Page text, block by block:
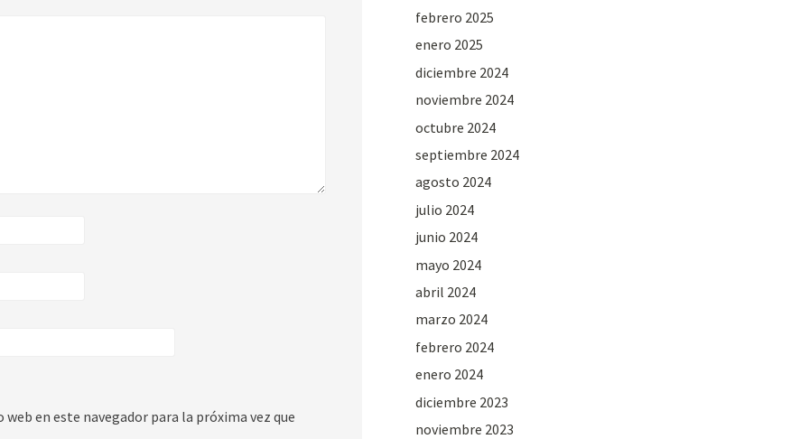
en este navegador para la próxima vez que
febrero 2025
enero 2025
diciembre 2024
noviembre 2024
octubre 2024
septiembre 2024
agosto 2024
julio 2024
junio 2024
mayo 2024
abril 2024
marzo 2024
febrero 2024
enero 2024
diciembre 2023
noviembre 2023